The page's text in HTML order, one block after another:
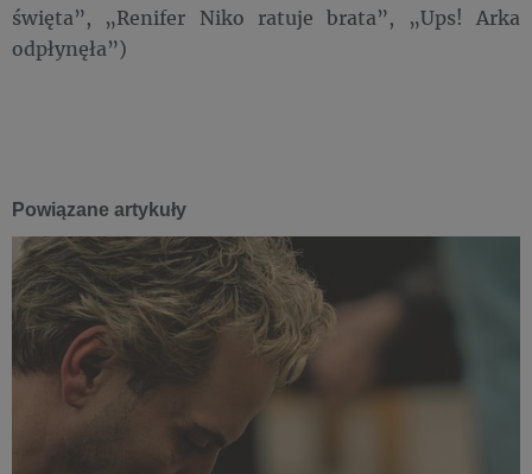
święta”, „Renifer Niko ratuje brata”, „Ups! Arka
odpłynęła”)
Powiązane artykuły